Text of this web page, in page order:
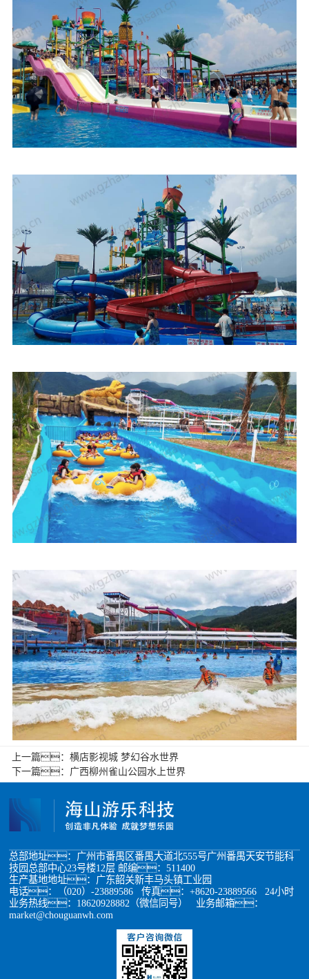
上一篇： 横店影视城 梦幻谷水世界
下一篇： 广西柳州雀山公园水上世界
总部地址：广州市番禺区番禺大道北555号广州番禺天安节能科
技园总部中心23号楼12层 邮编：511400
生产基地地址：广东韶关新丰马头镇工业园
电话：（020）-23889586 传真：+8620-23889566 24小时
业务热线：18620928882（微信同号） 业务邮箱：
market@chouguanwh.com